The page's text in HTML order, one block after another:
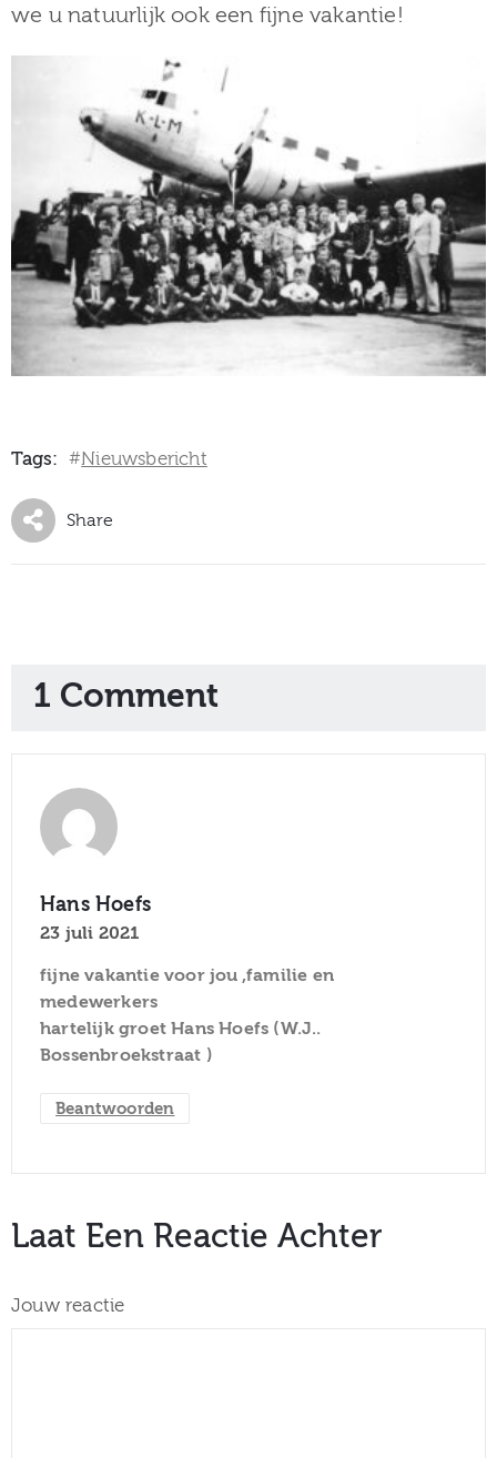
we u natuurlijk ook een fijne vakantie!
Tags: #Nieuwsbericht
Share
1 Comment
Hans Hoefs
23 juli 2021
fijne vakantie voor jou ,familie en
medewerkers
hartelijk groet Hans Hoefs (W.J..
Bossenbroekstraat )
Beantwoorden
Laat Een Reactie Achter
Jouw reactie